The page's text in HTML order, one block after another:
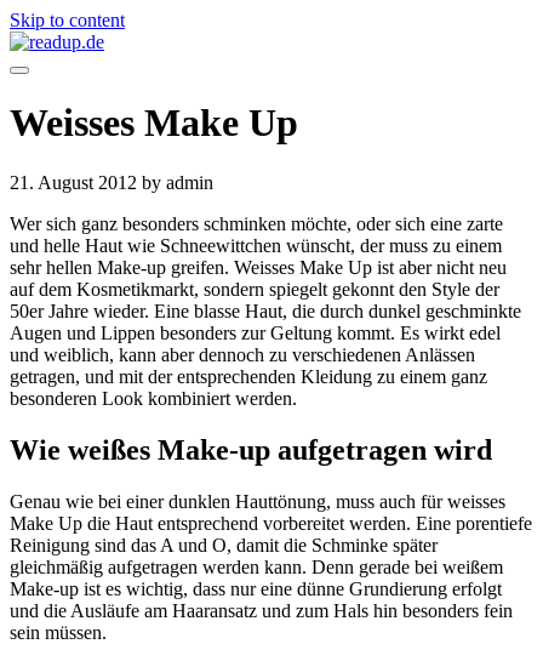
Skip to content
Weisses Make Up
21. August 2012 by admin
Wer sich ganz besonders schminken möchte, oder sich eine zarte
und helle Haut wie Schneewittchen wünscht, der muss zu einem
sehr hellen Make-up greifen. Weisses Make Up ist aber nicht neu
auf dem Kosmetikmarkt, sondern spiegelt gekonnt den Style der
50er Jahre wieder. Eine blasse Haut, die durch dunkel geschminkte
Augen und Lippen besonders zur Geltung kommt. Es wirkt edel
und weiblich, kann aber dennoch zu verschiedenen Anlässen
getragen, und mit der entsprechenden Kleidung zu einem ganz
besonderen Look kombiniert werden.
Wie weißes Make-up aufgetragen wird
Genau wie bei einer dunklen Hauttönung, muss auch für weisses
Make Up die Haut entsprechend vorbereitet werden. Eine porentiefe
Reinigung sind das A und O, damit die Schminke später
gleichmäßig aufgetragen werden kann. Denn gerade bei weißem
Make-up ist es wichtig, dass nur eine dünne Grundierung erfolgt
und die Ausläufe am Haaransatz und zum Hals hin besonders fein
sein müssen.